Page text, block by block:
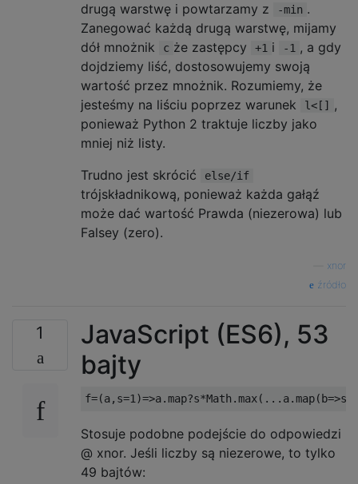
drugą warstwę i powtarzamy z
-min .
Zanegować każdą drugą warstwę, mijamy
dół mnożnik
c że zastępcy +1 i -1 , a gdy
dojdziemy liść, dostosowujemy swoją
wartość przez mnożnik. Rozumiemy, że
jesteśmy na liściu poprzez warunek
l<[]
,
ponieważ Python 2 traktuje liczby jako
mniej niż listy.
Trudno jest skrócić
else/if
trójskładnikową, ponieważ każda gałąź
może dać wartość Prawda (niezerowa) lub
Falsey (zero).
xnor
źródło
1
JavaScript (ES6), 53
bajty
Stosuje podobne podejście do odpowiedzi
@ xnor. Jeśli liczby są niezerowe, to tylko
49 bajtów: